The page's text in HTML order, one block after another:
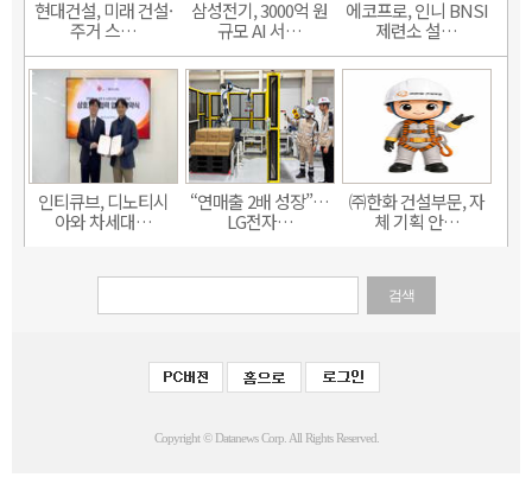
현대건설, 미래 건설·
주거 스…
삼성전기, 3000억 원
규모 AI 서…
에코프로, 인니 BNSI
제련소 설…
인티큐브, 디노티시
아와 차세대…
“연매출 2배 성장”…
LG전자…
㈜한화 건설부문, 자
체 기획 안…
검색
Copyright © Datanews Corp. All Rights Reserved.